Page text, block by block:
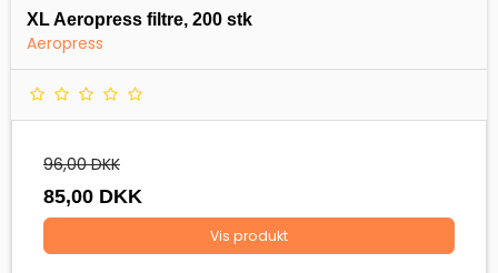
XL Aeropress filtre, 200 stk
Aeropress
96,00 DKK
85,00 DKK
Vis produkt